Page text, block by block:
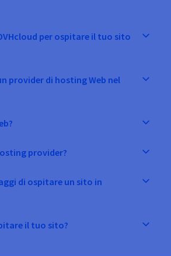
per ospitare il tuo sito
provider di hosting Web nel
provider?
di ospitare un sito in
il tuo sito?